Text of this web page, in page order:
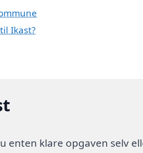
Ikast?
enten klare opgaven selv